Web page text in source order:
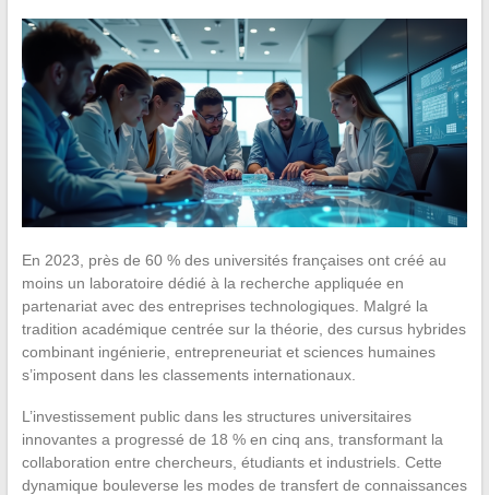
En 2023, près de 60 % des universités françaises ont créé au
moins un laboratoire dédié à la recherche appliquée en
partenariat avec des entreprises technologiques. Malgré la
tradition académique centrée sur la théorie, des cursus hybrides
combinant ingénierie, entrepreneuriat et sciences humaines
s’imposent dans les classements internationaux.
L’investissement public dans les structures universitaires
innovantes a progressé de 18 % en cinq ans, transformant la
collaboration entre chercheurs, étudiants et industriels. Cette
dynamique bouleverse les modes de transfert de connaissances